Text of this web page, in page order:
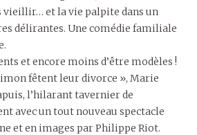
et la vie palpite dans un
délirantes. Une comédie familiale
et encore moins d’être modèles !
fêtent leur divorce », Marie
l’hilarant tavernier de
avec un tout nouveau spectacle
et en images par Philippe Riot.